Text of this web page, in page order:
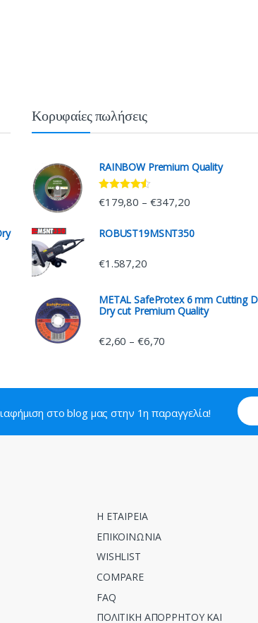
Κορυφαίες πωλήσεις
RAINBOW Premium Quality
Rated 4.33
out of 5
€179,80 – €347,20
ROBUST19MSNT350
€1.587,20
METAL SafeProtex 6 mm Cutting
Dry cut Premium Quality
€2,60 – €6,70
στο blog μας στην 1η παραγγελία!
Η ΕΤΑΙΡΕΙΑ
ΕΠΙΚΟΙΝΩΝΙΑ
WISHLIST
COMPARE
FAQ
ΠΟΛΙΤΙΚΗ ΑΠΟΡΡΗΤΟΥ ΚΑΙ